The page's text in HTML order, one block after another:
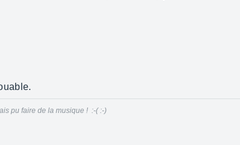
pu faire de la musique ! :-( :-)